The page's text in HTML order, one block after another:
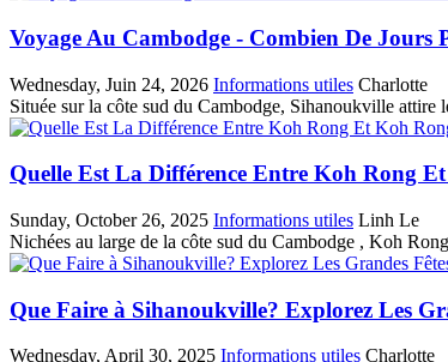
Voyage Au Cambodge - Combien De Jours
Wednesday, Juin 24, 2026 Informations utiles Charlotte
Située sur la côte sud du Cambodge, Sihanoukville attire
Quelle Est La Différence Entre Koh Rong
Sunday, October 26, 2025 Informations utiles Linh Le
Nichées au large de la côte sud du Cambodge , Koh
Que Faire à Sihanoukville? Explorez Les
Wednesday, April 30, 2025 Informations utiles Charlotte